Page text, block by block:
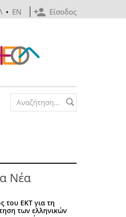
Είσοδος
• EN
form
Νέα
του ΕΚΤ για τη
των ελληνικών